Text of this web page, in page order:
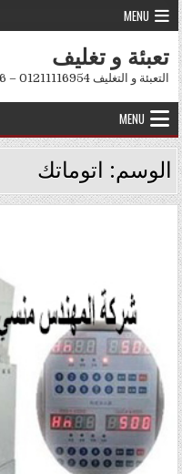
Skip to content
MENU
تعبئة و تغليف
التعبئة و التغليف 01211116954 – 01211116956 – 01211116958
MENU
الوسم: اتوماتك